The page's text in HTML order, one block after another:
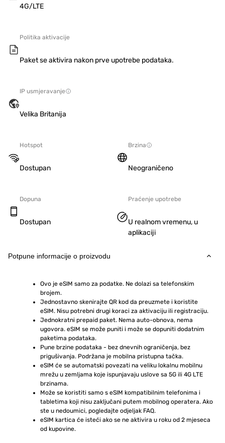
4G/LTE
Politika aktivacije
Paket se aktivira nakon prve upotrebe podataka.
IP usmjeravanje
Velika Britanija
Hotspot
Dostupan
Brzina
Neograničeno
Dopuna
Dostupan
Praćenje upotrebe
U realnom vremenu, u
aplikaciji
Potpune informacije o proizvodu
Ovo je eSIM samo za podatke. Ne dolazi sa telefonskim
brojem.
Jednostavno skenirajte QR kod da preuzmete i koristite
eSIM. Nisu potrebni drugi koraci za aktivaciju ili registraciju.
Jednokratni prepaid paket. Nema auto-obnova, nema
ugovora. eSIM se može puniti i može se dopuniti dodatnim
paketima podataka.
Pune brzine podataka - bez dnevnih ograničenja, bez
prigušivanja. Podržana je mobilna pristupna tačka.
eSIM će se automatski povezati na veliku lokalnu mobilnu
mrežu u zemljama koje ispunjavaju uslove sa 5G ili 4G LTE
brzinama.
Može se koristiti samo s eSIM kompatibilnim telefonima i
tabletima koji nisu zaključani putem mobilnog operatera. Ako
ste u nedoumici, pogledajte odjeljak FAQ.
eSIM kartica će isteći ako se ne aktivira u roku od 2 mjeseca
od kupovine.